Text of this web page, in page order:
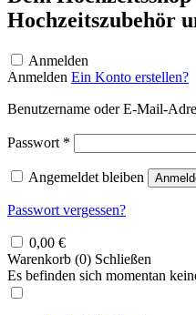
Hochzeitszubehör
Anmelden
Anmelden Ein Konto erstellen?
Benutzername oder E-Mail-
Passwort *
Angemeldet bleiben
Passwort vergessen?
0,00 €
Warenkorb (0) Schließen
Es befinden sich momentan